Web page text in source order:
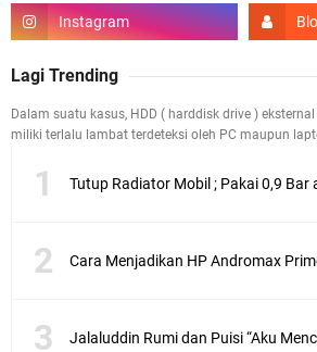
Lagi Trending
Dalam suatu kasus, HDD ( harddisk drive )
miliki terlalu lambat terdeteksi oleh PC maupun
Tutup Radiator Mobil ; Pakai 0,9 Bar
Jalaluddin Rumi dan Puisi “Aku